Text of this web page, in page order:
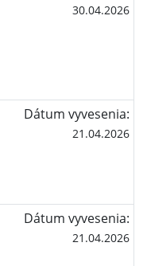
30.04.2026
Dátum vyvesenia:
21.04.2026
Dátum vyvesenia:
21.04.2026